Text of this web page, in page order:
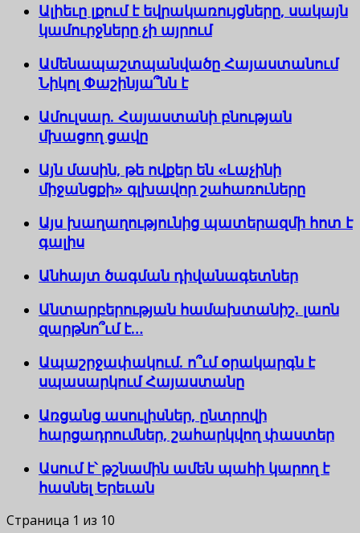
Ալիեւը լքում է եվրակառույցները, սակայն
կամուրջները չի այրում
Ամենապաշտպանվածը Հայաստանում
Նիկոլ Փաշինյա՞նն է
Ամուլսար. Հայաստանի բնության
մխացող ցավը
Այն մասին, թե ովքեր են «Լաչինի
միջանցքի» գլխավոր շահառուները
Այս խաղաղությունից պատերազմի հոտ է
գալիս
Անհայտ ծագման դիվանագետներ
Անտարբերության համախտանիշ. լաոն
զարթնո՞ւմ է…
Ապաշրջափակում. ո՞ւմ օրակարգն է
սպասարկում Հայաստանը
Առցանց ասուլիսներ, ընտրովի
հարցադրումներ, շահարկվող փաստեր
Ասում է՝ թշնամին ամեն պահի կարող է
հասնել Երեւան
Страница 1 из 10